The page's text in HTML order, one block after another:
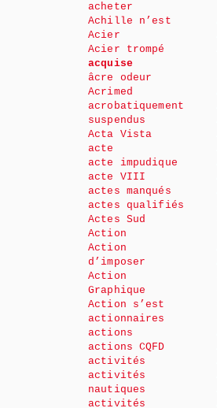
acheter
Achille n’est
Acier
Acier trompé
acquise
âcre odeur
Acrimed
acrobatiquement
suspendus
Acta Vista
acte
acte impudique
acte VIII
actes manqués
actes qualifiés
Actes Sud
Action
Action
d’imposer
Action
Graphique
Action s’est
actionnaires
actions
actions CQFD
activités
activités
nautiques
activités